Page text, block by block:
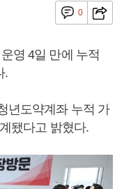
0
영 4일 만에 누적
.
년도약계좌 누적 가
됐다고 밝혔다.